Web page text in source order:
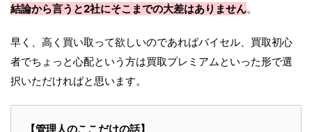
結論から言うと2社にそこまでの大差はありません。
早く、高く買い取って欲しいのであればバイセル、買取初心
者でちょっと心配という方は買取プレミアムといった形で選
択いただければと思います。
【管理人のここだけの話】